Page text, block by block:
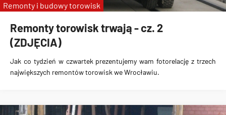
Remonty torowisk trwają - cz. 2
(ZDJĘCIA)
Jak co tydzień w czwartek prezentujemy wam fotorelację z trzech
największych remontów torowisk we Wrocławiu.
Remonty i budowy torowisk